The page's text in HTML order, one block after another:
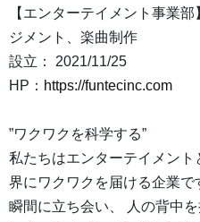
【エンターテイメント事業
ジメント、楽曲制作
設立： 2021/11/25
HP： https://funtecinc.com
”ワクワクを科学する”
私たちはエンターテイメン
界にワクワクを届ける企業
瞬間に立ち会い、 人の背中